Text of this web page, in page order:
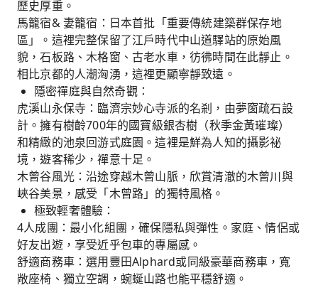
歷史厚重。
馬籠宿& 妻籠宿：日本首批「重要傳統建築群保存地
區」。這裡完整保留了江戶時代中山道驛站的原始風
貌，石板路、木格窗、古老水車，彷彿時間在此靜止。
相比京都的人潮洶湧，這裡更顯寧靜致遠。
隱密禪庭與自然奇觀：
虎溪山永保寺：臨濟宗妙心寺派的名剎，由夢窗疏石設
計。擁有樹齡700年的國寶級銀杏樹（秋季金黃璀璨）
和精緻的池泉回游式庭園。這裡是鮮為人知的攝影祕
境，遊客稀少，禪意十足。
木曾谷風光：沿途穿越木曾山脈，欣賞清澈的木曾川與
峽谷美景，感受「木曾路」的獨特風格。
極致輕奢體驗：
4人成團：最小化組團，確保隱私與彈性。家庭、情侶或
好友出遊，享受近乎包車的專屬感。
舒適商務車：選用豐田Alphard或同級豪華商務車，寬
敞座椅、獨立空調，蜿蜒山路也能平穩舒適。